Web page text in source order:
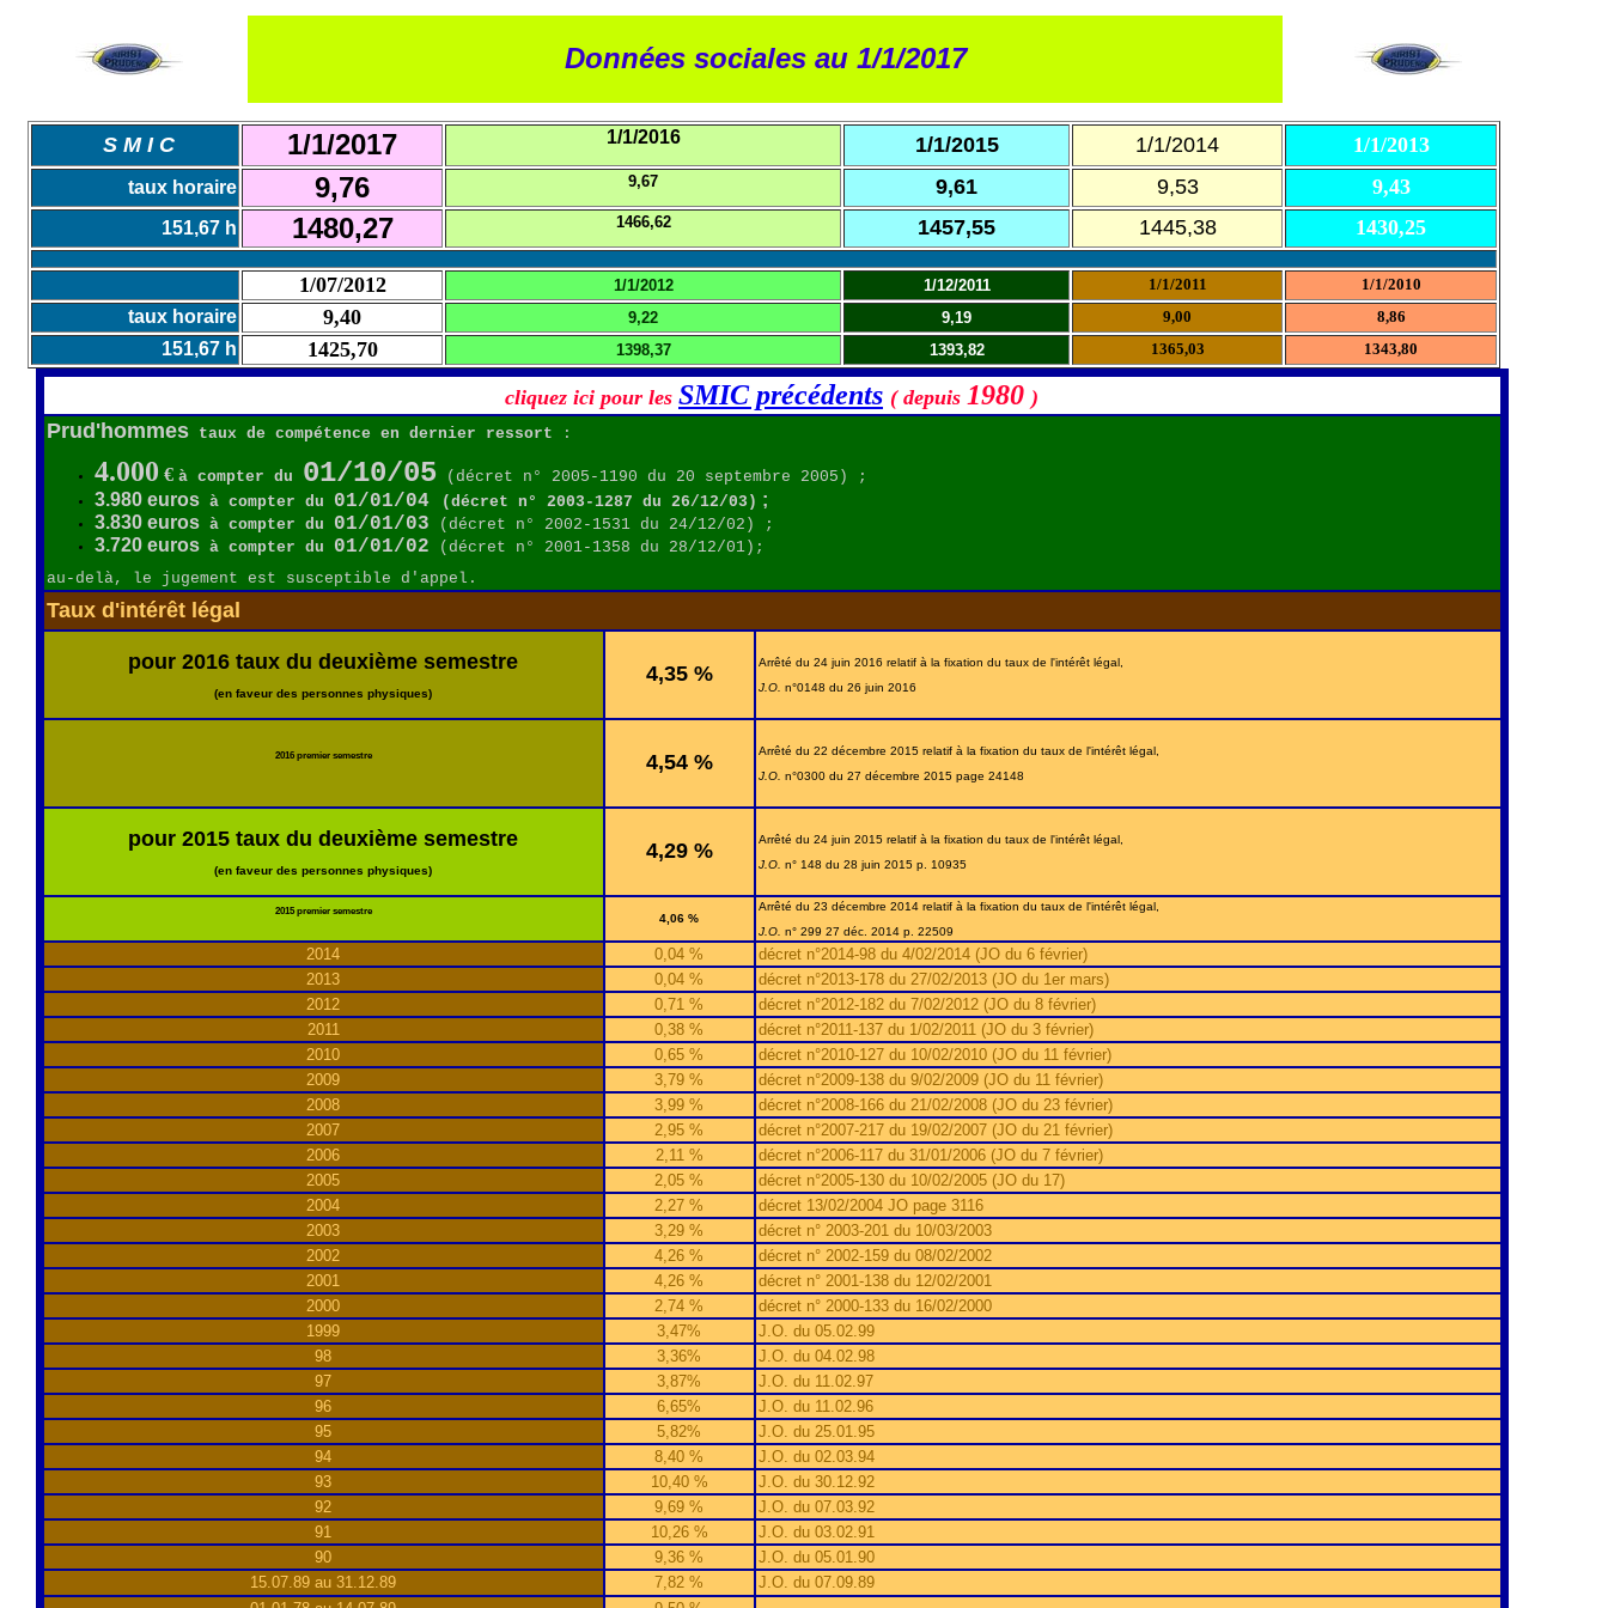
Données sociales au 1/1/2017
S M I C 1/1/2017 1/1/2016 1/1/2015 1/1/2014 1/1/2013
taux horaire 9,76 9,67 9,61 9,53 9,43
151,67 h 1480,27 1466,62 1457,55 1445,38 1430,25
1/07/2012 1/1/2012 1/12/2011 1/1/2011 1/1/2010
taux horaire 9,40 9,22 9,19 9,00 8,86
151,67 h 1425,70 1398,37 1393,82 1365,03 1343,80
cliquez ici pour les SMIC précédents ( depuis 1980 )
Prud'hommes
taux de compétence en dernier ressort :
4.000 € à compter du 01/10/05(décret n° 2005-1190 du 20 septembre 2005) ;
3.980 eurosà compter du 01/01/04 (décret n° 2003-1287 du 26/12/03) ;
3.830 eurosà compter du 01/01/03 (décret n° 2002-1531 du 24/12/02) ;
3.720 eurosà compter du 01/01/02 (décret n° 2001-1358 du 28/12/01);
au-delà, le jugement est susceptible d'appel.
Taux d'intérêt légal
pour 2016 taux du deuxième semestre
(en faveur des personnes physiques)
4,35 %
Arrêté du 24 juin 2016 relatif à la fixation du taux de l'intérêt légal,
J.O. n°0148 du 26 juin 2016
2016 premier semestre 4,54 %
Arrêté du 22 décembre 2015 relatif à la fixation du taux de l'intérêt légal,
J.O. n°0300 du 27 décembre 2015 page 24148
pour 2015 taux du deuxième semestre
(en faveur des personnes physiques)
4,29 %
Arrêté du 24 juin 2015 relatif à la fixation du taux de l'intérêt légal,
J.O. n° 148 du 28 juin 2015 p. 10935
2015 premier semestre
4,06 %
Arrêté du 23 décembre 2014 relatif à la fixation du taux de l'intérêt légal,
J.O. n° 299 27 déc. 2014 p. 22509
2014 0,04 %
décret n°2014-98 du 4/02/2014 (JO du 6 février)
2013
0,04 %
décret n°2013-178 du 27/02/2013 (JO du 1er mars)
2012
0,71 %
décret n°2012-182 du 7/02/2012 (JO du 8 février)
2011
0,38 %
décret n°2011-137 du 1/02/2011 (JO du 3 février)
2010
0,65 %
décret n°2010-127 du 10/02/2010 (JO du 11 février)
2009
3,79 %
décret n°2009-138 du 9/02/2009 (JO du 11 février)
2008
3,99 %
décret n°2008-166 du 21/02/2008 (JO du 23 février)
2007
2,95 %
décret n°2007-217 du 19/02/2007 (JO du 21 février)
2006
2,11 %
décret n°2006-117 du 31/01/2006 (JO du 7 février)
2005
2,05 %
décret n°2005-130 du 10/02/2005 (JO du 17)
2004
2,27 %
décret 13/02/2004 JO page 3116
2003
3,29 %
décret n° 2003-201 du 10/03/2003
2002
4,26 %
décret n° 2002-159 du 08/02/2002
2001
4,26 %
décret n° 2001-138 du 12/02/2001
2000
2,74 %
décret n° 2000-133 du 16/02/2000
1999
3,47%
J.O. du 05.02.99
98
3,36%
J.O. du 04.02.98
97
3,87%
J.O. du 11.02.97
96
6,65%
J.O. du 11.02.96
95
5,82%
J.O. du 25.01.95
94
8,40 %
J.O. du 02.03.94
93
10,40 %
J.O. du 30.12.92
92
9,69 %
J.O. du 07.03.92
91
10,26 %
J.O. du 03.02.91
90
9,36 %
J.O. du 05.01.90
15.07.89 au 31.12.89
7,82 %
J.O. du 07.09.89